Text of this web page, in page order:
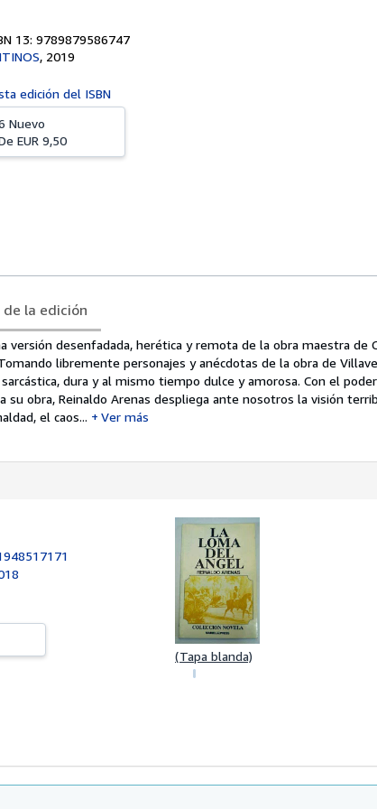
13: 9789879586747
, 2019
edición del ISBN
Nuevo
EUR 9,50
la edición
versión desenfadada, herética y remota de la obra maestra de
libremente personajes y anécdotas de la obra de
dura y al mismo tiempo dulce y amorosa. Con el
su obra, Reinaldo Arenas despliega ante nosotros la visión
el caos...
Ver más
(Tapa blanda)